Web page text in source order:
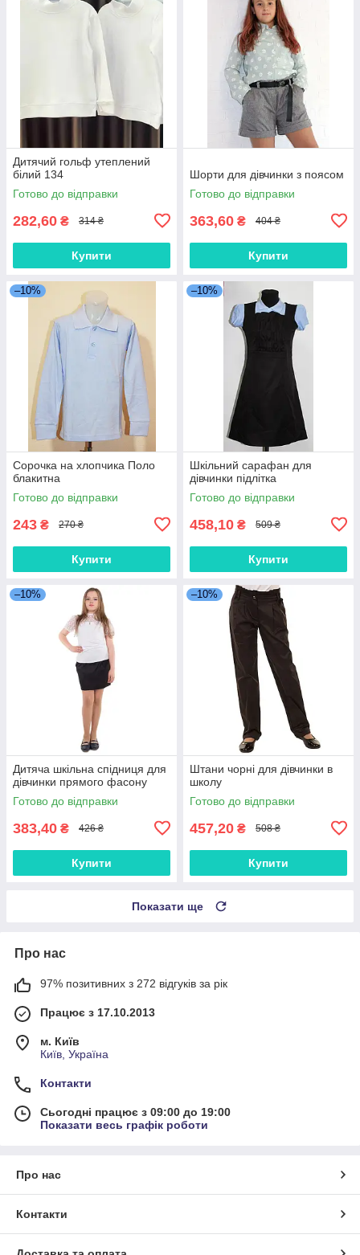
Дитячий гольф утеплений
білий 134
Готово до відправки
282,60 ₴ 314 ₴
Купити
Шорти для дівчинки з поясом
Готово до відправки
363,60 ₴ 404 ₴
Купити
–10%
Сорочка на хлопчика Поло
блакитна
Готово до відправки
243 ₴ 270 ₴
Купити
–10%
Шкільний сарафан для
дівчинки підлітка
Готово до відправки
458,10 ₴ 509 ₴
Купити
–10%
Дитяча шкільна спідниця для
дівчинки прямого фасону
Готово до відправки
383,40 ₴ 426 ₴
Купити
–10%
Штани чорні для дівчинки в
школу
Готово до відправки
457,20 ₴ 508 ₴
Купити
Показати ще
Про нас
97% позитивних з 272 відгуків за рік
Працює з 17.10.2013
м. Київ
Київ, Україна
Контакти
Сьогодні працює з 09:00 до 19:00
Показати весь графік роботи
Про нас
Контакти